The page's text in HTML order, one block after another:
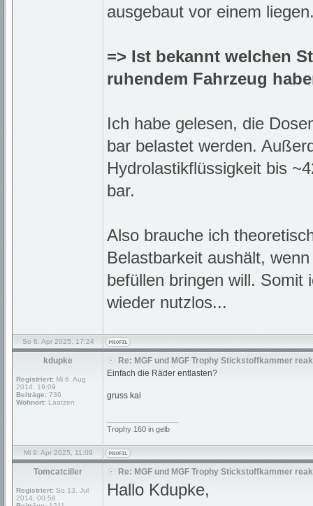
ausgebaut vor einem
=> Ist bekannt welchen
ruhendem Fahrzeug
Ich habe gelesen, die
bar belastet werden.
Hydrolastikflüssigkeit bis
bar.
Also brauche ich
Belastbarkeit aushält,
befüllen bringen will. Somit
wieder nutzlos...
So 6. Apr 2025, 17:24
kdupke
Registriert: Mi 6. Aug
2014, 19:09
Beiträge: 736
Wohnort: Laatzen
Re: MGF und MGF Trophy Stickstoffkammer
Einfach die Räder entlasten?
gruss kai
Trophy 160 in gelb
Mi 9. Apr 2025, 11:09
Tomcatciller
Registriert: So 13. Jul
2014, 00:58
Re: MGF und MGF Trophy Stickstoffkammer
Hallo Kdupke,